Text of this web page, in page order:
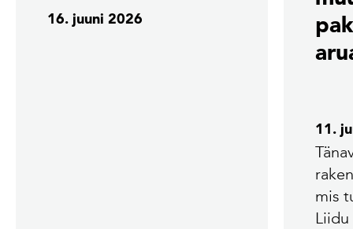
16. juuni 2026
11.
mis